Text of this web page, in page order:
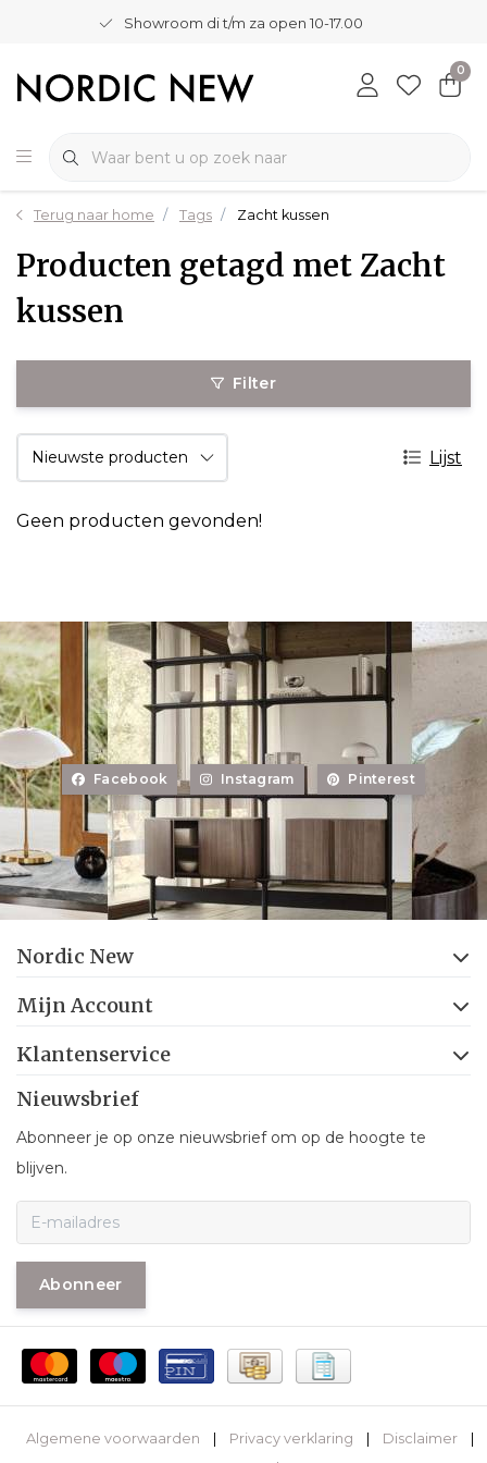
Showroom di t/m za open 10-17.00
0
Terug naar home Tags Zacht kussen
Producten getagd met Zacht
kussen
Filter
Lijst
Geen producten gevonden!
Facebook Instagram Pinterest
Nordic New
Mijn Account
Klantenservice
Nieuwsbrief
Abonneer je op onze nieuwsbrief om op de hoogte te
blijven.
Abonneer
Algemene voorwaarden Privacy verklaring Disclaimer